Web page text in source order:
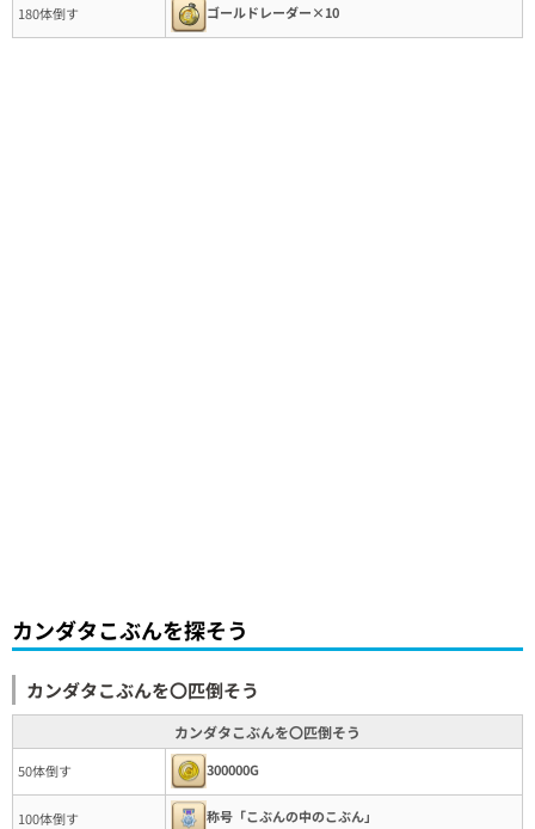
180体倒す ゴールドレーダー×10
カンダタこぶんを探そう
カンダタこぶんを〇匹倒そう
カンダタこぶんを〇匹倒そう
50体倒す 300000G
100体倒す 称号「こぶんの中のこぶん」